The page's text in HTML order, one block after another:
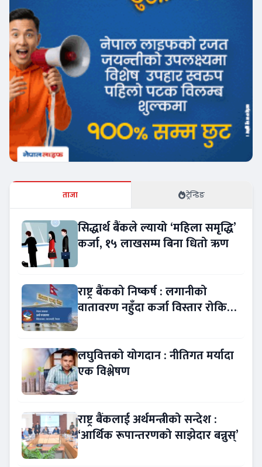
ताजा ट्रेन्डिङ
सिद्धार्थ बैंकले ल्यायो ‘महिला समृद्धि’
कर्जा, १५ लाखसम्म बिना धितो ऋण
राष्ट्र बैंकको निष्कर्ष : लगानीको
वातावरण नहुँदा कर्जा विस्तार रोकियो
लघुवित्तको योगदान : नीतिगत मर्यादा
एक विश्लेषण
राष्ट्र बैंकलाई अर्थमन्त्रीको सन्देश :
‘आर्थिक रूपान्तरणको साझेदार बन्नुस्’